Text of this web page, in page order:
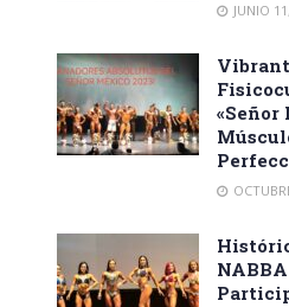
JUNIO
«Señor